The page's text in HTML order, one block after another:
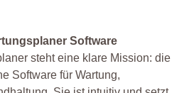
Software
steht eine klare Mission: die
Software für Wartung,